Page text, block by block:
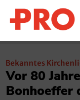
Bekanntes
Vor 80
Bonhoeffer